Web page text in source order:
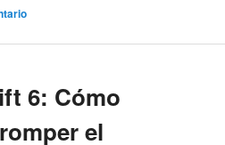
6: Cómo
el